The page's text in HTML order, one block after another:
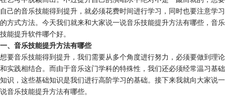
自己的音乐技能得到提升，就必须花费时间进行学习，同时也要注意学习
的方式方法。今天我们就来和大家说一说音乐技能提升方法有哪些，音乐
技能提升软件哪个好。
一、音乐技能提升方法有哪些
想要音乐技能得到提升，我们需要从多个角度进行努力，必须要做到理论
和实践相结合。而由于音乐这门学科的特殊性，我们还必须经常温习基础
知识，这些基础知识是我们进行高阶学习的基础。接下来我就向大家说一
说音乐技能提升方法有哪些。